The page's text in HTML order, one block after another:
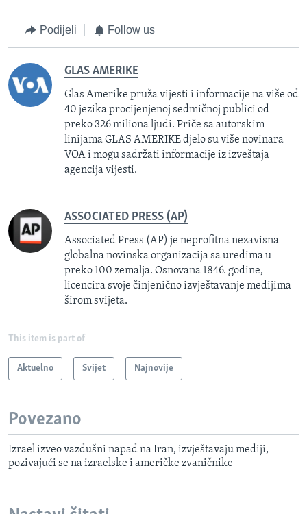
Podijeli Follow us
GLAS AMERIKE
Glas Amerike pruža vijesti i informacije na više od
40 jezika procijenjenoj sedmičnoj publici od
preko 326 miliona ljudi. Priče sa autorskim
linijama GLAS AMERIKE djelo su više novinara
VOA i mogu sadržati informacije iz izveštaja
agencija vijesti.
ASSOCIATED PRESS (AP)
Associated Press (AP) je neprofitna nezavisna
globalna novinska organizacija sa uredima u
preko 100 zemalja. Osnovana 1846. godine,
licencira svoje činjenično izvještavanje medijima
širom svijeta.
This item is part of
Aktuelno Svijet Najnovije
Povezano
Izrael izveo vazdušni napad na Iran, izvještavaju mediji,
pozivajući se na izraelske i američke zvaničnike